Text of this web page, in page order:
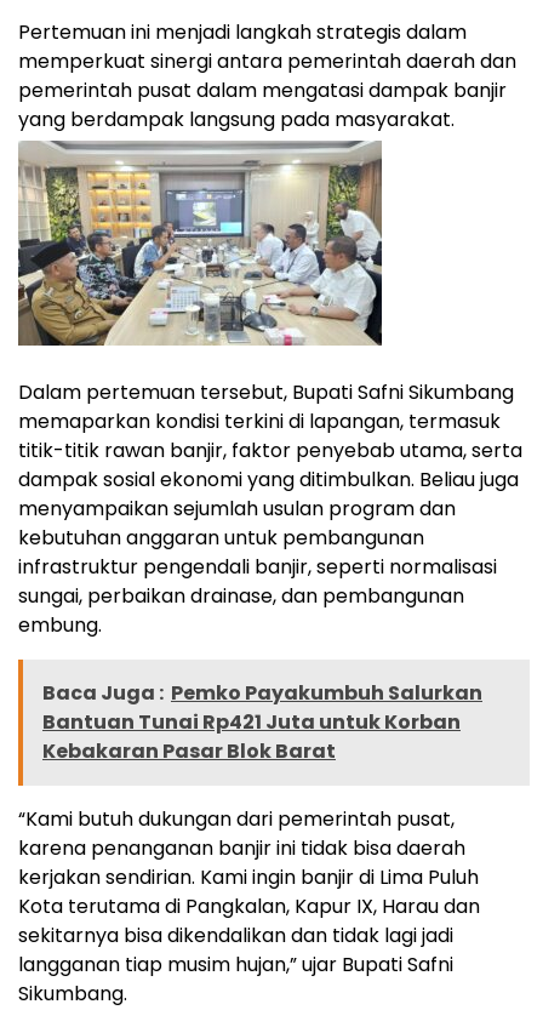
Pertemuan ini menjadi langkah strategis dalam
memperkuat sinergi antara pemerintah daerah dan
pemerintah pusat dalam mengatasi dampak banjir
yang berdampak langsung pada masyarakat.
Dalam pertemuan tersebut, Bupati Safni Sikumbang
memaparkan kondisi terkini di lapangan, termasuk
titik-titik rawan banjir, faktor penyebab utama, serta
dampak sosial ekonomi yang ditimbulkan. Beliau juga
menyampaikan sejumlah usulan program dan
kebutuhan anggaran untuk pembangunan
infrastruktur pengendali banjir, seperti normalisasi
sungai, perbaikan drainase, dan pembangunan
embung.
Baca Juga : Pemko Payakumbuh Salurkan
Bantuan Tunai Rp421 Juta untuk Korban
Kebakaran Pasar Blok Barat
“Kami butuh dukungan dari pemerintah pusat,
karena penanganan banjir ini tidak bisa daerah
kerjakan sendirian. Kami ingin banjir di Lima Puluh
Kota terutama di Pangkalan, Kapur IX, Harau dan
sekitarnya bisa dikendalikan dan tidak lagi jadi
langganan tiap musim hujan,” ujar Bupati Safni
Sikumbang.